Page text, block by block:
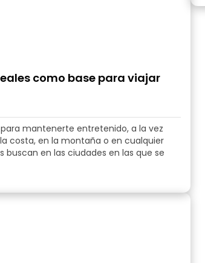
como base para viajar
mantenerte entretenido, a la vez
costa, en la montaña o en cualquier
buscan en las ciudades en las que se